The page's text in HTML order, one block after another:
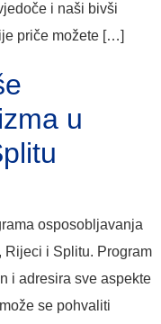
i naši bivši
priče možete […]
u
osposobljavanja
Rijeci i Splitu. Program
i adresira sve aspekte
se pohvaliti